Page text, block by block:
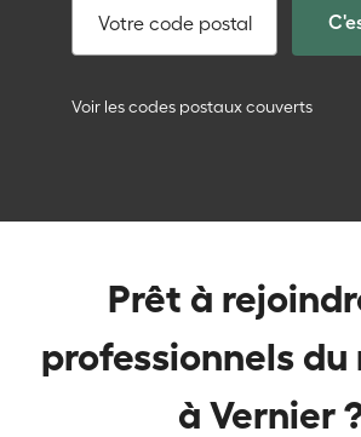
Votre code postal
Voir les codes postaux couverts
Prêt à
professionnels du
à Vernier